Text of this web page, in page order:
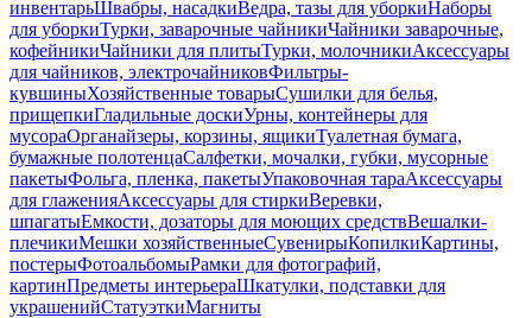
инвентарьШвабры, насадкиВедра, тазы для уборкиНаборы
для уборкиТурки, заварочные чайникиЧайники заварочные,
кофейникиЧайники для плитыТурки, молочникиАксессуары
для чайников, электрочайниковФильтры-
кувшиныХозяйственные товарыСушилки для белья,
прищепкиГладильные доскиУрны, контейнеры для
мусораОрганайзеры, корзины, ящикиТуалетная бумага,
бумажные полотенцаСалфетки, мочалки, губки, мусорные
пакетыФольга, пленка, пакетыУпаковочная тараАксессуары
для глаженияАксессуары для стиркиВеревки,
шпагатыЕмкости, дозаторы для моющих средствВешалки-
плечикиМешки хозяйственныеСувенирыКопилкиКартины,
постерыФотоальбомыРамки для фотографий,
картинПредметы интерьераШкатулки, подставки для
украшенийСтатуэткиМагниты